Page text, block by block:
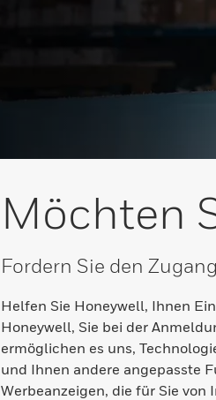
Möchten
Fordern Sie den
Helfen Sie Honeywell, Ihnen
Honeywell, Sie bei der
ermöglichen es uns,
und Ihnen andere angepasste
Werbeanzeigen, die für Sie von